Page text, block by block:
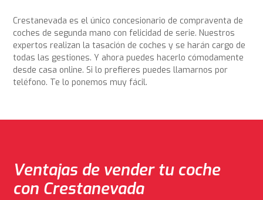
Crestanevada es el único concesionario de compraventa de
coches de segunda mano con felicidad de serie. Nuestros
expertos realizan la tasación de coches y se harán cargo de
todas las gestiones. Y ahora puedes hacerlo cómodamente
desde casa online. Si lo prefieres puedes llamarnos por
teléfono. Te lo ponemos muy fácil.
Ventajas de vender tu coche
con Crestanevada